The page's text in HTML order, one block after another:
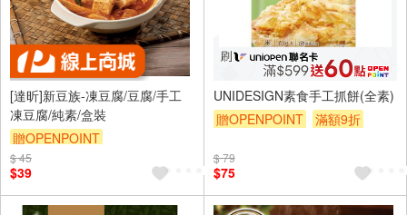
[達昕]新豆族-凍豆腐/豆腐/手工
凍豆腐/純素/盒裝
贈OPENPOINT
$ 45
$39
UNIDESIGN素食手工抓餅(全素)
贈OPENPOINT
滿額9折
$ 79
$75